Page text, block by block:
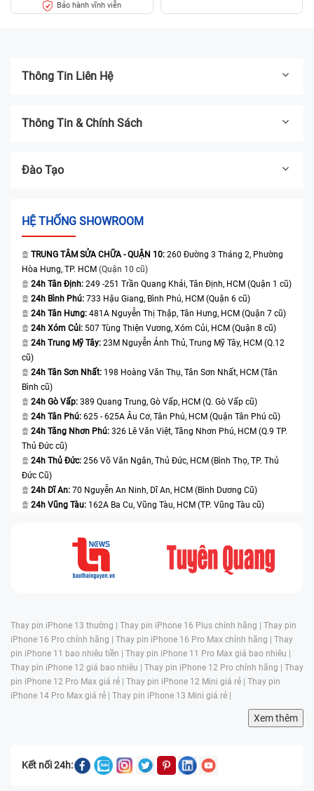
Bảo hành vĩnh viễn
Thông Tin Liên Hệ
Thông Tin & Chính Sách
Đào Tạo
HỆ THỐNG SHOWROOM
TRUNG TÂM SỬA CHỮA - QUẬN 10: 260 Đường 3 Tháng 2, Phường
Hòa Hưng, TP. HCM (Quận 10 cũ)
24h Tân Định: 249 -251 Trần Quang Khải, Tân Định, HCM (Quận 1 cũ)
24h Bình Phú: 733 Hậu Giang, Bình Phú, HCM (Quận 6 cũ)
24h Tân Hưng: 481A Nguyễn Thị Thập, Tân Hưng, HCM (Quận 7 cũ)
24h Xóm Củi: 507 Tùng Thiện Vương, Xóm Củi, HCM (Quận 8 cũ)
24h Trung Mỹ Tây: 23M Nguyễn Ảnh Thủ, Trung Mỹ Tây, HCM (Q.12
cũ)
24h Tân Sơn Nhất: 198 Hoàng Văn Thụ, Tân Sơn Nhất, HCM (Tân
Bình cũ)
24h Gò Vấp: 389 Quang Trung, Gò Vấp, HCM (Q. Gò Vấp cũ)
24h Tân Phú: 625 - 625A Âu Cơ, Tân Phú, HCM (Quận Tân Phú cũ)
24h Tăng Nhơn Phú: 326 Lê Văn Việt, Tăng Nhơn Phú, HCM (Q.9 TP.
Thủ Đức cũ)
24h Thủ Đức: 256 Võ Văn Ngân, Thủ Đức, HCM (Bình Thọ, TP. Thủ
Đức Cũ)
24h Dĩ An: 70 Nguyễn An Ninh, Dĩ An, HCM (Bình Dương Cũ)
24h Vũng Tàu: 162A Ba Cu, Vũng Tàu, HCM (TP. Vũng Tàu cũ)
Thay pin iPhone 13 thường | Thay pin iPhone 16 Plus chính hãng | Thay pin
iPhone 16 Pro chính hãng | Thay pin iPhone 16 Pro Max chính hãng | Thay
pin iPhone 11 bao nhiêu tiền | Thay pin iPhone 11 Pro Max giá bao nhiêu |
Thay pin iPhone 12 giá bao nhiêu | Thay pin iPhone 12 Pro chính hãng | Thay
pin iPhone 12 Pro Max giá rẻ | Thay pin iPhone 12 Mini giá rẻ | Thay pin
iPhone 14 Pro Max giá rẻ | Thay pin iPhone 13 Mini giá rẻ |
Xem thêm
Kết nối 24h: